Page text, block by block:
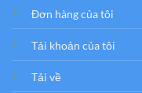
Đơn hàng của tôi
Tải khoản của tôi
Tải về